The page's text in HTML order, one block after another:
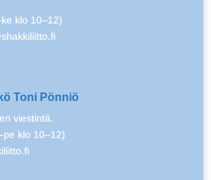
klo 10–12)
Toni Pönniö
viestintä.
klo 10–12)